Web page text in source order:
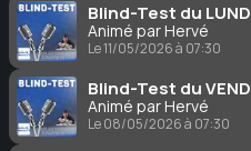
Blind-Test du
Animé par Hervé
Le 11/05/2026 à 07:30
Blind-Test du
Animé par Hervé
Le 08/05/2026 à 07:30